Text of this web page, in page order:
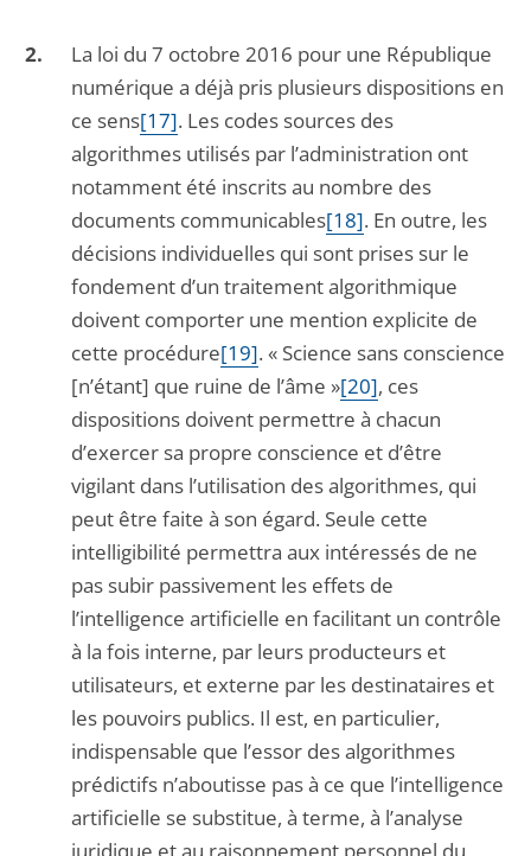
La loi du 7 octobre 2016 pour une République
numérique a déjà pris plusieurs dispositions en
ce sens[17]. Les codes sources des
algorithmes utilisés par l’administration ont
notamment été inscrits au nombre des
documents communicables[18]. En outre, les
décisions individuelles qui sont prises sur le
fondement d’un traitement algorithmique
doivent comporter une mention explicite de
cette procédure[19]. « Science sans conscience
[n’étant] que ruine de l’âme »[20], ces
dispositions doivent permettre à chacun
d’exercer sa propre conscience et d’être
vigilant dans l’utilisation des algorithmes, qui
peut être faite à son égard. Seule cette
intelligibilité permettra aux intéressés de ne
pas subir passivement les effets de
l’intelligence artificielle en facilitant un contrôle
à la fois interne, par leurs producteurs et
utilisateurs, et externe par les destinataires et
les pouvoirs publics. Il est, en particulier,
indispensable que l’essor des algorithmes
prédictifs n’aboutisse pas à ce que l’intelligence
artificielle se substitue, à terme, à l’analyse